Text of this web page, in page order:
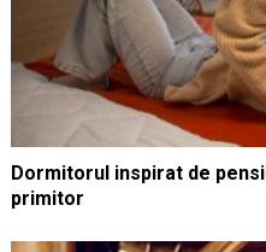
Dormitorul inspirat de
primitor